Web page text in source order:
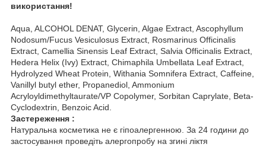
використання!
Aqua, ALCOHOL DENAT, Glycerin, Algae Extract, Ascophyllum
Nodosum/Fucus Vesiculosus Extract, Rosmarinus Officinalis
Extract, Camellia Sinensis Leaf Extract, Salvia Officinalis Extract,
Hedera Helix (Ivy) Extract, Chimaphila Umbellata Leaf Extract,
Hydrolyzed Wheat Protein, Withania Somnifera Extract, Caffeine,
Vanillyl butyl ether, Propanediol, Ammonium
Acryloyldimethyltaurate/VP Copolymer, Sorbitan Caprylate, Beta-
Cyclodextrin, Benzoic Acid.
Застереження :
Натуральна косметика не є гіпоалергенною. За 24 години до
застосування проведіть алергопробу на згині ліктя